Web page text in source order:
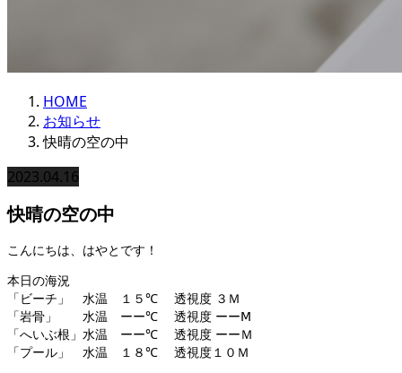
HOME
お知らせ
快晴の空の中
2023.04.16
快晴の空の中
こんにちは、はやとです！
本日の海況
「ビーチ」 水温 １５℃ 透視度 ３Ｍ
「岩骨」 水温 ーー℃ 透視度 ーーⅯ
「へいぶ根」水温 ーー℃ 透視度 ーーＭ
「プール」 水温 １８℃ 透視度１０Ｍ